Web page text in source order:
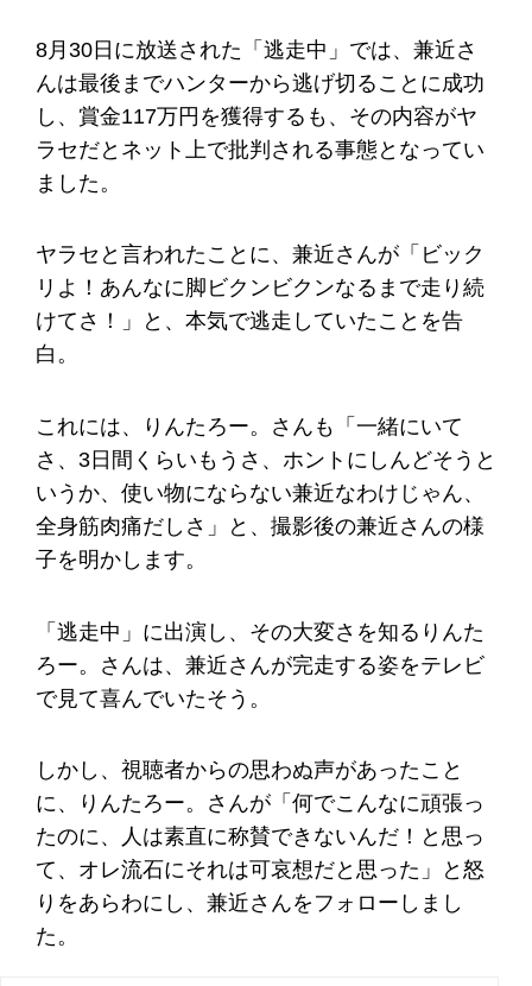
8月30日に放送された「逃走中」では、兼近さ
んは最後までハンターから逃げ切ることに成功
し、賞金117万円を獲得するも、その内容がヤ
ラセだとネット上で批判される事態となってい
ました。
ヤラセと言われたことに、兼近さんが「ビック
リよ！あんなに脚ビクンビクンなるまで走り続
けてさ！」と、本気で逃走していたことを告
白。
これには、りんたろー。さんも「一緒にいて
さ、3日間くらいもうさ、ホントにしんどそうと
いうか、使い物にならない兼近なわけじゃん、
全身筋肉痛だしさ」と、撮影後の兼近さんの様
子を明かします。
「逃走中」に出演し、その大変さを知るりんた
ろー。さんは、兼近さんが完走する姿をテレビ
で見て喜んでいたそう。
しかし、視聴者からの思わぬ声があったこと
に、りんたろー。さんが「何でこんなに頑張っ
たのに、人は素直に称賛できないんだ！と思っ
て、オレ流石にそれは可哀想だと思った」と怒
りをあらわにし、兼近さんをフォローしまし
た。